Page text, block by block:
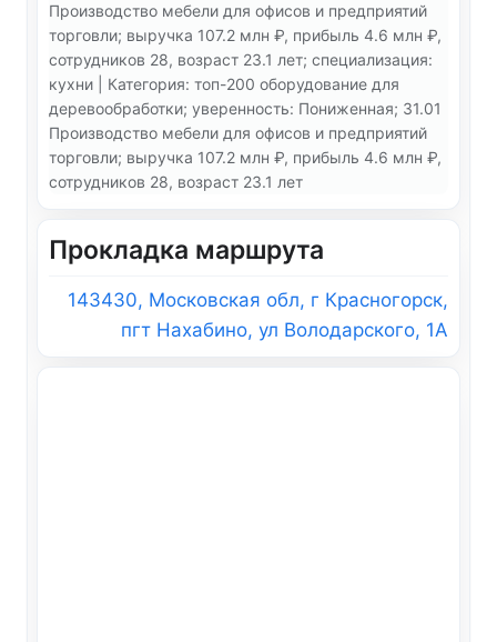
Производство мебели для офисов и предприятий
торговли; выручка 107.2 млн ₽, прибыль 4.6 млн ₽,
сотрудников 28, возраст 23.1 лет; специализация:
кухни | Категория: топ-200 оборудование для
деревообработки; уверенность: Пониженная; 31.01
Производство мебели для офисов и предприятий
торговли; выручка 107.2 млн ₽, прибыль 4.6 млн ₽,
сотрудников 28, возраст 23.1 лет
Прокладка маршрута
143430, Московская обл, г Красногорск,
пгт Нахабино, ул Володарского, 1А